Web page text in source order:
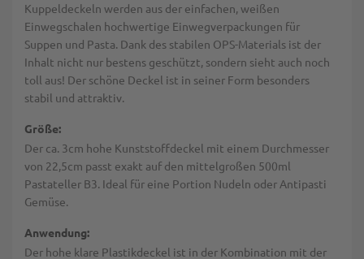
Kuppeldeckeln werden aus der einfachen, weißen
Einwegschalen hochwertige Einwegverpackungen für
Suppen und Pasta. Dank des stabilen OPS-Materials ist der
Inhalt nicht nur bestens geschützt, sondern sieht auch noch
toll aus! Der schöne Deckel ist in seiner Form besonders
stabil und attraktiv.
Größe:
Der ca. 3cm hohe Kunststoffdeckel mit einem Durchmesser
von 22,5cm passt exakt auf den mittelgroßen 500ml
Pastateller B3. Ideal für eine Portion Nudeln oder Antipasti
Gemüse.
Anwendung:
Der hohe klare Plastikdeckel ist in der Kombination mit der